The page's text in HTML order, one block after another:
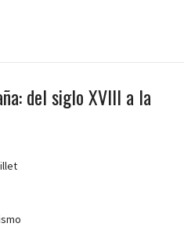
del siglo XVIII a la